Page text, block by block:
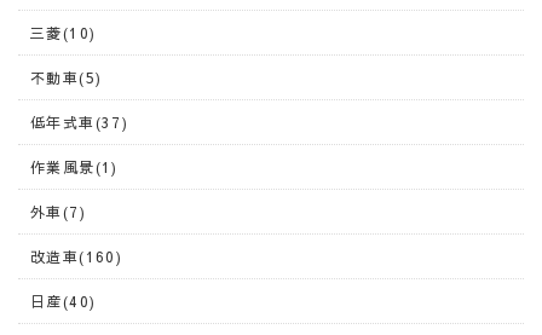
三菱(10)
不動車(5)
低年式車(37)
作業風景(1)
外車(7)
改造車(160)
日産(40)